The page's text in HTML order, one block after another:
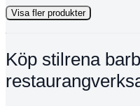
Visa fler produkter
Köp stilrena